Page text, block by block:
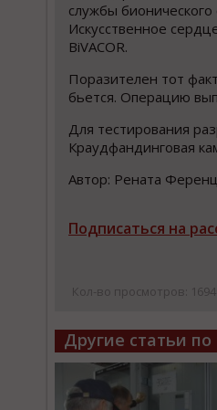
службы бионического
Искусственное
BiVACOR.
Поразителен тот
бьется. Операцию
Для тестирования
Краудфандинговая
Автор: Рената Ференц
Подписаться на
Кол-во просмотров:
Другие статьи